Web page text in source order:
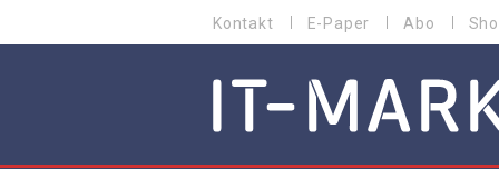
zum
MENU
Kontakt E-Paper Abo